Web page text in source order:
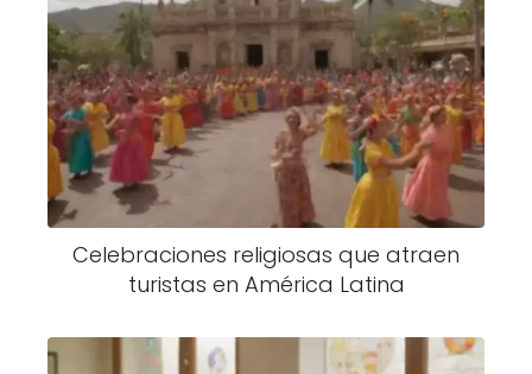
Celebraciones religiosas que atraen
turistas en América Latina